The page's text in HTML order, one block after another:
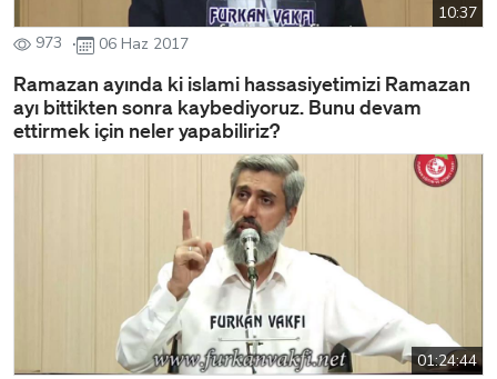
10:37
973
06 Haz 2017
Ramazan ayında ki islami hassasiyetimizi Ramazan
ayı bittikten sonra kaybediyoruz. Bunu devam
ettirmek için neler yapabiliriz?
01:24:44